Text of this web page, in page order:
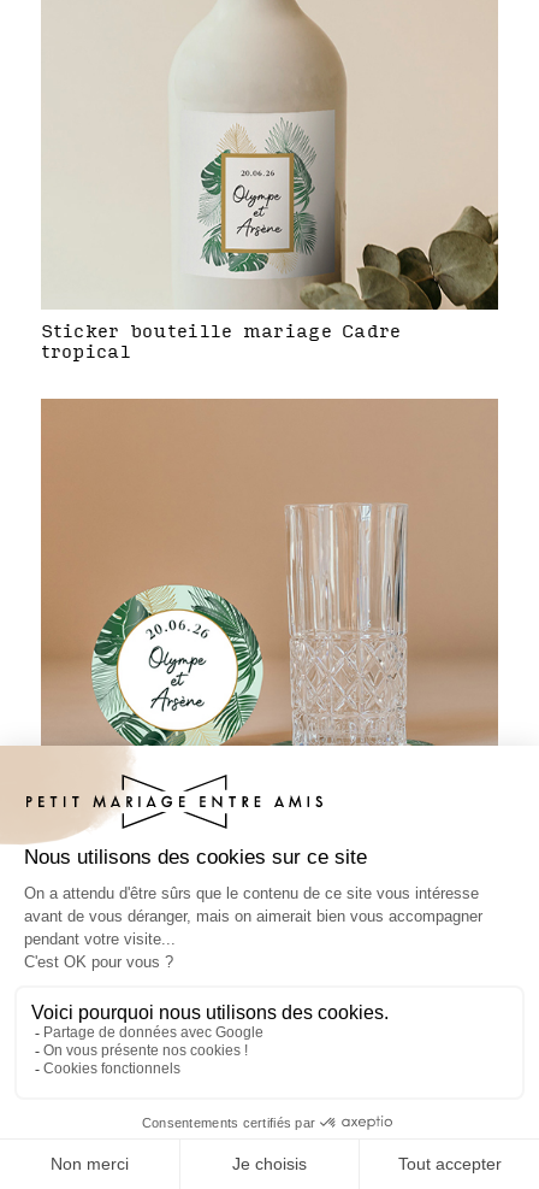
Sticker bouteille mariage Cadre
tropical